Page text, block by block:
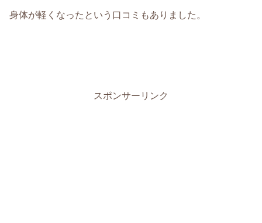
身体が軽くなったという口コミもありました。
スポンサーリンク